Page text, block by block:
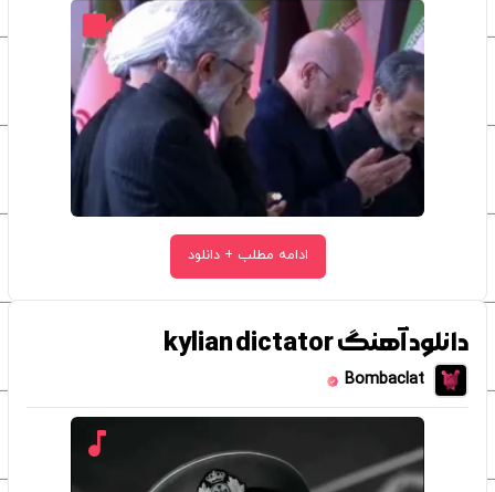
ادامه مطلب + دانلود
دانلود آهنگ kylian dictator
Bombaclat